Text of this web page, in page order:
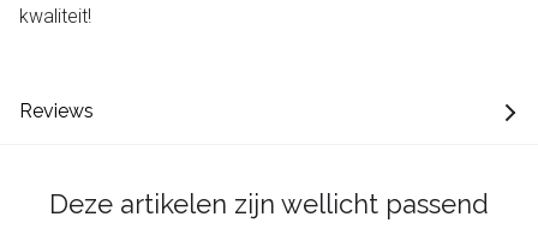
kwaliteit!
Reviews
Deze artikelen zijn wellicht passend